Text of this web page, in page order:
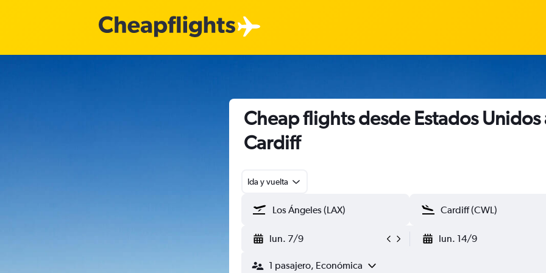
Cheap flights desde Estados Unidos
Cardiff
Ida y vuelta
lun. 7/9 lun. 14/9
1 pasajero, Económica